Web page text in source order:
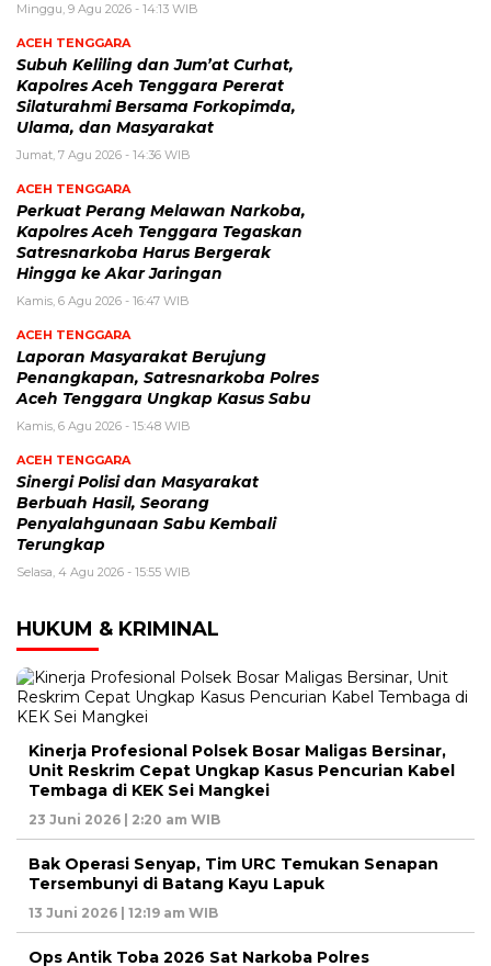
Minggu, 9 Agu 2026 - 14:13 WIB
ACEH TENGGARA
Subuh Keliling dan Jum’at Curhat,
Kapolres Aceh Tenggara Pererat
Silaturahmi Bersama Forkopimda,
Ulama, dan Masyarakat
Jumat, 7 Agu 2026 - 14:36 WIB
ACEH TENGGARA
Perkuat Perang Melawan Narkoba,
Kapolres Aceh Tenggara Tegaskan
Satresnarkoba Harus Bergerak
Hingga ke Akar Jaringan
Kamis, 6 Agu 2026 - 16:47 WIB
ACEH TENGGARA
Laporan Masyarakat Berujung
Penangkapan, Satresnarkoba Polres
Aceh Tenggara Ungkap Kasus Sabu
Kamis, 6 Agu 2026 - 15:48 WIB
ACEH TENGGARA
Sinergi Polisi dan Masyarakat
Berbuah Hasil, Seorang
Penyalahgunaan Sabu Kembali
Terungkap
Selasa, 4 Agu 2026 - 15:55 WIB
HUKUM & KRIMINAL
Kinerja Profesional Polsek Bosar Maligas Bersinar,
Unit Reskrim Cepat Ungkap Kasus Pencurian Kabel
Tembaga di KEK Sei Mangkei
23 Juni 2026 | 2:20 am WIB
Bak Operasi Senyap, Tim URC Temukan Senapan
Tersembunyi di Batang Kayu Lapuk
13 Juni 2026 | 12:19 am WIB
Ops Antik Toba 2026 Sat Narkoba Polres